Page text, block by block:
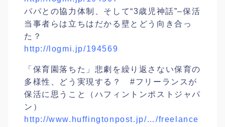
パパとの協力体制、そして“3歳児神話”–保活
当事者らは立ちはだかる壁とどう向き合っ
た？
http://logmi.jp/194569
「保育園落ちた」悲劇を繰り返さない保育の
多様性、どう実現する？ #フリーランスが
保活に思うこと（ハフィントンポストジャパ
ン）
http://www.huffingtonpost.jp/…/freelance